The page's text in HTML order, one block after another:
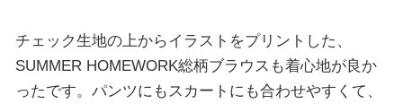
チェック生地の上からイラストをプリントした、
SUMMER HOMEWORK総柄ブラウスも着心地が良か
ったです。パンツにもスカートにも合わせやすくて、